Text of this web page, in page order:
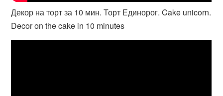
Декор на торт за 10 мин. Торт Единорог. Cake unicorn.
Decor on the cake in 10 minutes